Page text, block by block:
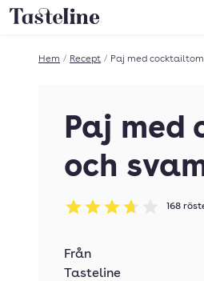
Till Tastelines startsida
Hem / Recept / Paj med
Paj
och
Betyg: 3.7 av 5
168
Från
Tasteline